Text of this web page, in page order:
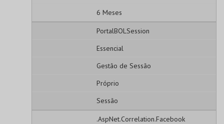
6 Meses
PortalBOLSession
Essencial
Gestão de Sessão
Próprio
Sessão
.AspNet.Correlation.Facebook